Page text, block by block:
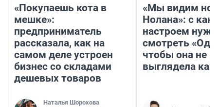
«Покупаешь кота в
мешке»:
предприниматель
рассказала, как на
самом деле устроен
бизнес со складами
дешевых товаров
Наталья Шорохова
«Мы видим
Нолана»: с
настроем
смотреть
чтобы она не
выглядела как